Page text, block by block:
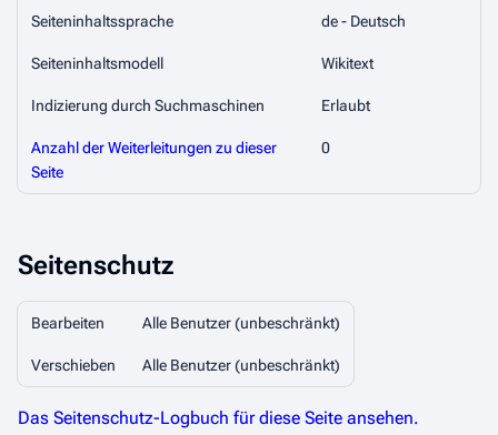
Seiteninhaltssprache de - Deutsch
Seiteninhaltsmodell Wikitext
Indizierung durch Suchmaschinen Erlaubt
Anzahl der Weiterleitungen zu dieser
Seite
0
Seitenschutz
Bearbeiten Alle Benutzer (unbeschränkt)
Verschieben Alle Benutzer (unbeschränkt)
Das Seitenschutz-Logbuch für diese Seite ansehen.